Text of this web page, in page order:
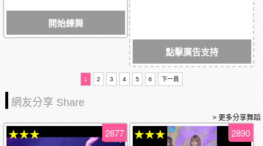
開始練舞
點擊廣告支持
1 2 3 4 5 6 下一頁
網友分享 Share
> 更多分享舞蹈
2877
★★★ 2890
★★★